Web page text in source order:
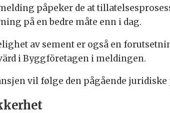
påpeker de at
på en bedre måte enn i dag.
av sement er også en
iByggföretagen i meldingen.
vil følge den pågående